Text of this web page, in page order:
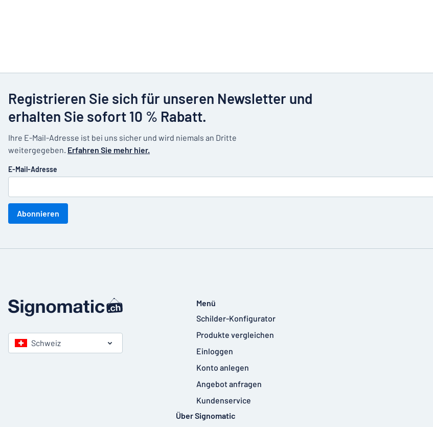
Registrieren Sie sich für unseren Newsletter und
erhalten Sie sofort 10 % Rabatt.
Ihre E-Mail-Adresse ist bei uns sicher und wird niemals an Dritte
weitergegeben. Erfahren Sie mehr hier.
E-Mail-Adresse
Abonnieren
Schweiz
Menü
Schilder-Konfigurator
Produkte vergleichen
Einloggen
Konto anlegen
Angebot anfragen
Kundenservice
Über Signomatic